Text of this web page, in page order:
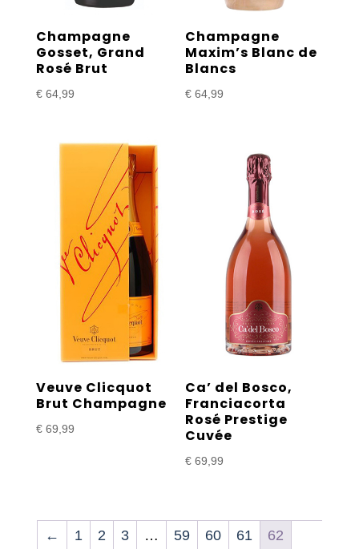
Champagne
Gosset, Grand
Rosé Brut
€64,99
Champagne
Maxim’s Blanc de
Blancs
€ 64,99
Veuve Clicquot
Brut Champagne
€69,99
Ca’ del Bosco,
Franciacorta
Rosé Prestige
Cuvée
€ 69,99
← 1 2 3 … 59 60 61
62